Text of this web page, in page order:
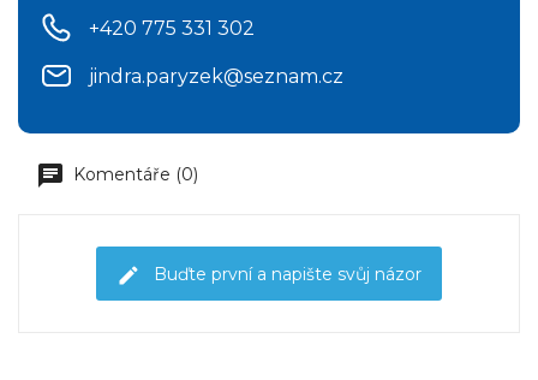
+420 775 331 302
jindra.paryzek@seznam.cz
Komentáře (0)
Buďte první a napište svůj názor